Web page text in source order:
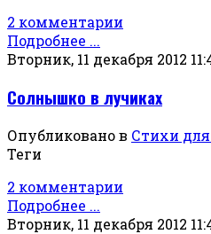
2 комментарии
Подробнее ...
Вторник, 11 декабря 2012
Солнышко в лучиках
Опубликовано в Стихи
Теги
2 комментарии
Подробнее ...
Вторник, 11 декабря 2012